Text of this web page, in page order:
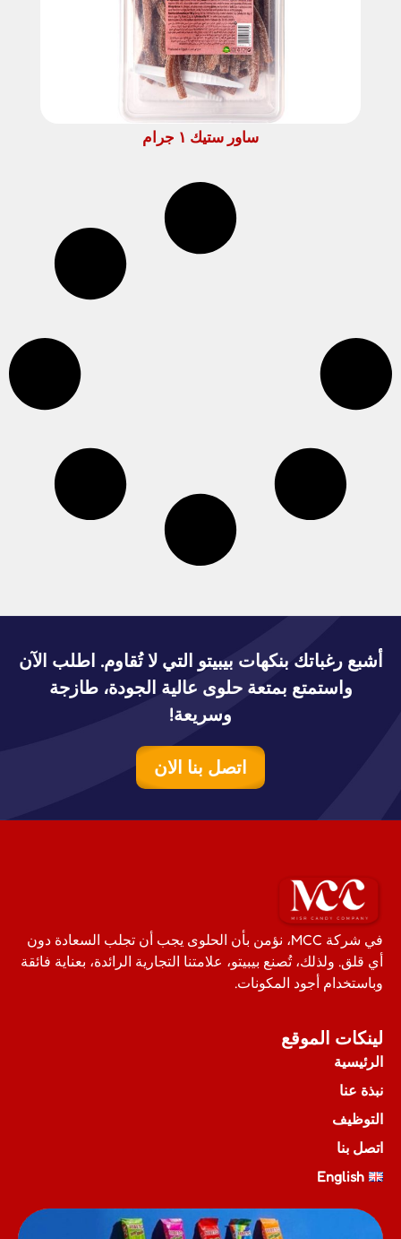
ساور ستيك ١ جرام
أشبع رغباتك بنكهات بيبيتو التي لا تُقاوم. اطلب الآن
واستمتع بمتعة حلوى عالية الجودة، طازجة
وسريعة!
اتصل بنا الان
في شركة MCC، نؤمن بأن الحلوى يجب أن تجلب السعادة دون
أي قلق. ولذلك، تُصنع بيبيتو، علامتنا التجارية الرائدة، بعناية فائقة
وباستخدام أجود المكونات.
لينكات الموقع
الرئيسية
نبذة عنا
التوظيف
اتصل بنا
English